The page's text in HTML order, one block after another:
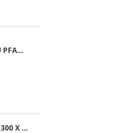
GRILA CU FILTRU PFANNENBERG PFA 10.000
GRILA EXTERNA, 300 X 300 MM